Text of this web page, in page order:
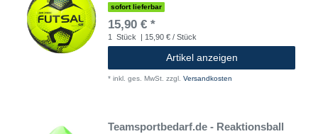
sofort lieferbar
15,90 € *
1 Stück | 15,90 € / Stück
Artikel anzeigen
* inkl. ges. MwSt. zzgl. Versandkosten
Teamsportbedarf.de - Reaktionsball